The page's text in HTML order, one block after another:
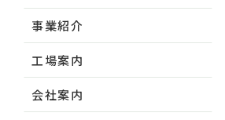
事業紹介
工場案内
会社案内